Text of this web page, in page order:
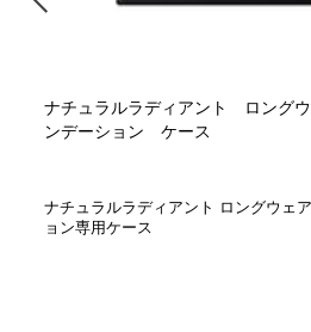
ナチュラルラディアント ロング
ンデーション ケース
ナチュラルラディアント ロングウェ
ョン専用ケース